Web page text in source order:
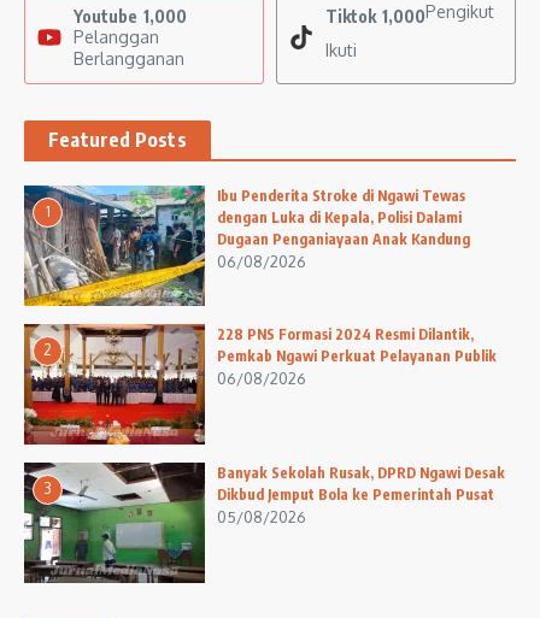
Youtube 1,000
Pelanggan
Berlangganan
Tiktok 1,000Pengikut
Ikuti
Featured Posts
1
Ibu Penderita Stroke di Ngawi Tewas
dengan Luka di Kepala, Polisi Dalami
Dugaan Penganiayaan Anak Kandung
06/08/2026
2
228 PNS Formasi 2024 Resmi Dilantik,
Pemkab Ngawi Perkuat Pelayanan Publik
06/08/2026
3
Banyak Sekolah Rusak, DPRD Ngawi Desak
Dikbud Jemput Bola ke Pemerintah Pusat
05/08/2026